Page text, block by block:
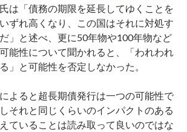
は「債務の期限を延長してゆくことを
ずれ高くなり、この国はそれに対処す
」と述べ、更に50年物や100年物など
能性について聞かれると、「われわれ
」と可能性を否定しなかった。
よると超長期債発行は一つの可能性で
それと同じくらいのインパクトのある
ていることは読み取って良いのではな